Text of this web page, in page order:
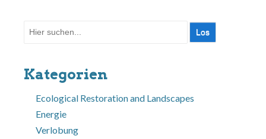
Suche
Kategorien
Ecological Restoration and Landscapes
Energie
Verlobung